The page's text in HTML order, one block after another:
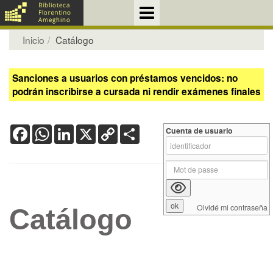
Inicio Catálogo
Sanciones a usuarios con préstamos vencidos: no
podrán inscribirse a cursada ni rendir exámenes finales
FacebookWhatsApp
LinkedIn
X Copy
Link
Catálogo
Cuenta de usuario
Olvidé mi contraseña